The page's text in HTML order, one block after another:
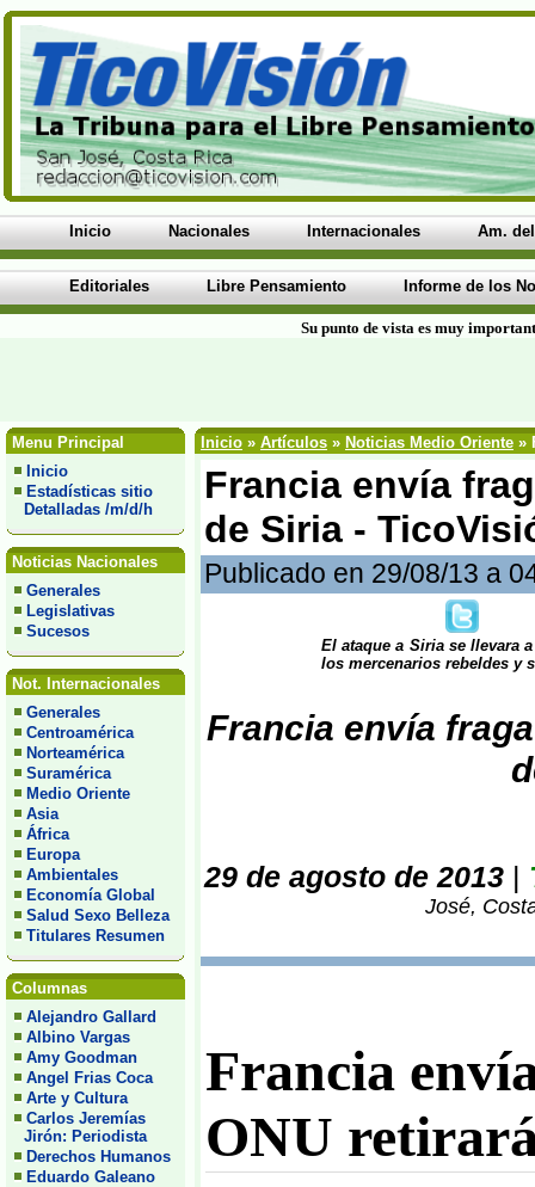
Inicio Nacionales Internacionales Am.
Editoriales Libre Pensamiento Informe de los
Su punto de vista es muy
Menu Principal
Inicio
Estadísticas sitio
Detalladas /m/d/h
Noticias Nacionales
Generales
Legislativas
Sucesos
Not. Internacionales
Generales
Centroamérica
Norteamérica
Suramérica
Medio Oriente
Asia
África
Europa
Ambientales
Economía Global
Salud Sexo Belleza
Titulares Resumen
Columnas
Alejandro Gallard
Albino Vargas
Amy Goodman
Angel Frias Coca
Arte y Cultura
Carlos Jeremías
Jirón: Periodista
Derechos Humanos
Eduardo Galeano
Inicio » Artículos » Noticias Medio Oriente »
Francia envía
de Siria -
Publicado en 29/08/13 a
El ataque a Siria se llevara
los mercenarios rebeldes y
Francia envía
29 de agosto de 2013 |
José,
Francia
ONU